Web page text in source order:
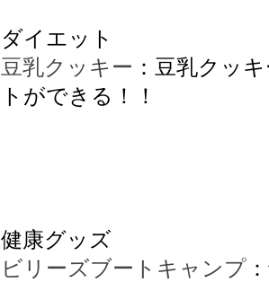
ダイエット
豆乳クッキー ：豆乳クッ
トができる！！
健康グッズ
ビリーズブートキャンプ